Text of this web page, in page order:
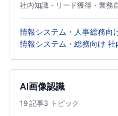
社内知識・リード獲得・業務
情報システム・人事総務向
プ：RAGから自律型エージ
情報システム・総務向け
AI画像認識
19 記事3 トピック